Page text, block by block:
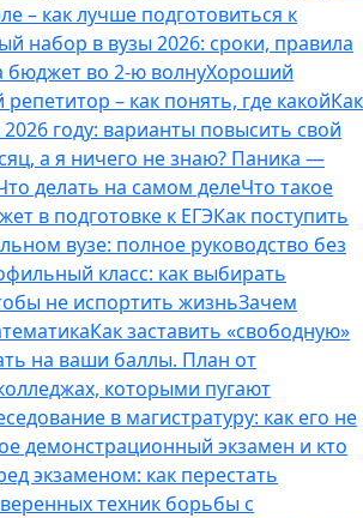
– как лучше подготовиться к
набор в вузы 2026: сроки, правила
бюджет во 2‑ю волнуХороший
– как понять, где какойКак
году: варианты повысить свой
а я ничего не знаю? Паника —
делать на самом делеЧто такое
в подготовке к ЕГЭКак поступить
вузе: полное руководство без
класс: как выбирать
не испортить жизньЗачем
Как заставить «свободную»
на ваши баллы. План от
которыми пугают
в магистратуру: как его не
демонстрационный экзамен и кто
экзаменом: как перестать
техник борьбы с